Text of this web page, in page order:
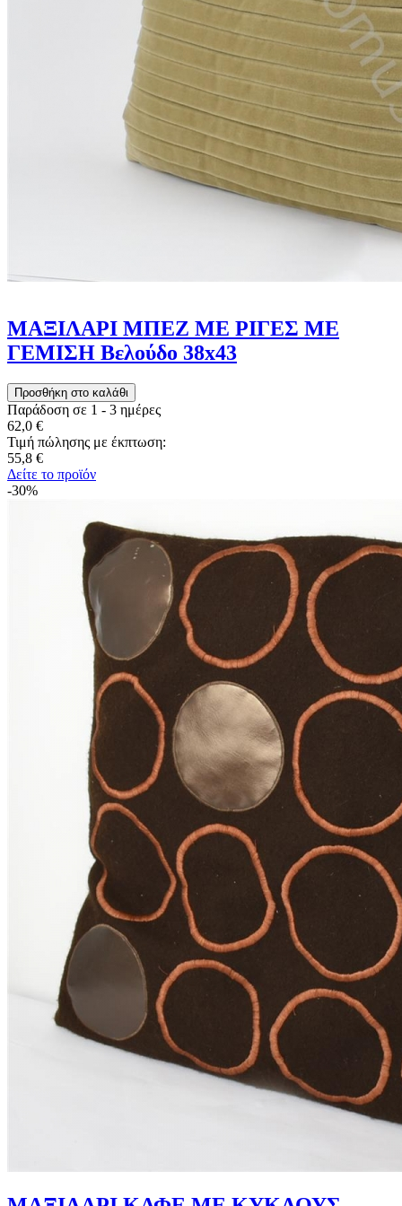
ΜΑΞΙΛΑΡΙ ΜΠΕΖ ΜΕ ΡΙΓΕΣ ΜΕ
ΓΕΜΙΣΗ Βελούδο 38x43
Παράδοση σε 1 - 3 ημέρες
62,0 €
Τιμή πώλησης με έκπτωση:
55,8 €
Δείτε το προϊόν
-30%